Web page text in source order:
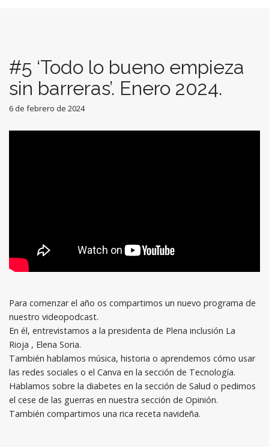
#5 ‘Todo lo bueno empieza
sin barreras’. Enero 2024.
6 de febrero de 2024
Para comenzar el año os compartimos un nuevo programa de
nuestro videopodcast.
En él, entrevistamos a la presidenta de Plena inclusión La
Rioja , Elena Soria.
También hablamos música, historia o aprendemos cómo usar
las redes sociales o el Canva en la sección de Tecnología.
Hablamos sobre la diabetes en la sección de Salud o pedimos
el cese de las guerras en nuestra sección de Opinión.
También compartimos una rica receta navideña.